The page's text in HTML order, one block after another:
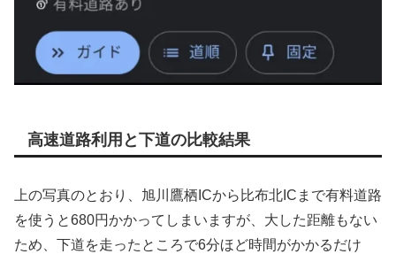
高速道路利用と下道の比較結果
上の写真のとおり、旭川鷹栖ICから比布北ICまで有料道路
を使うと680円かかってしまいますが、大した距離もない
ため、下道を走ったところで6分ほど時間がかかるだけ